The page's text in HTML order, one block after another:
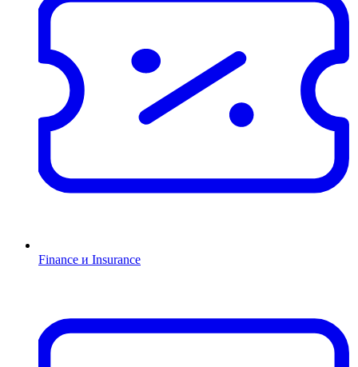
Finance и Insurance